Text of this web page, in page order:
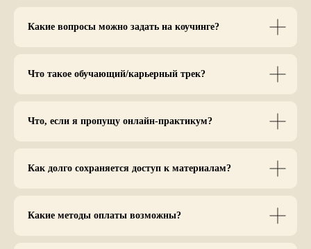
Какие вопросы можно задать на коучинге?
Что такое обучающий/карьерный трек?
Что, если я пропущу онлайн-практикум?
Как долго сохраняется доступ к материалам?
Какие методы оплаты возможны?